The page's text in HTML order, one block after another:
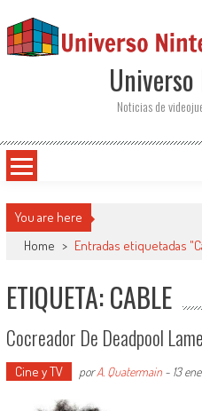
Noticias de
You are here
Home > Entradas etiquetadas
ETIQUETA: CABLE
Cocreador De Deadpool
Cine y TV porA. Quatermain- 13